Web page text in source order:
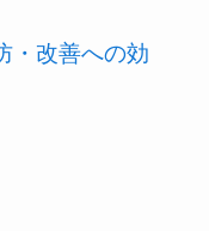
・改善への効